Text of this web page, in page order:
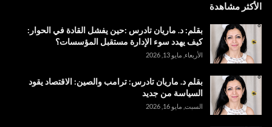
الأكثر مشاهدة
بقلم: د. ماريان تادرس :حين يفشل القادة في الحوار:
كيف يهدد سوء الإدارة مستقبل المؤسسات؟
الأربعاء, مايو 13, 2026
بقلم د. ماريان تادرس: ترامب والصين: الاقتصاد يقود
السياسة من جديد
السبت, مايو 16, 2026